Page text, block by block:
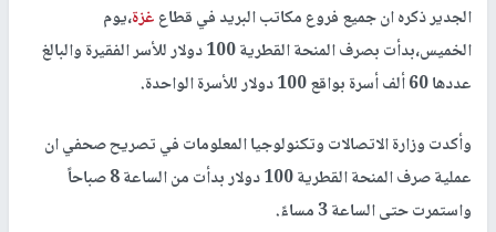
الجدير ذكره ان جميع فروع مكاتب البريد في قطاعغزة،يوم
الخميس،بدأت بصرف المنحة القطرية 100 دولار للأسر الفقيرة والبالغ
عددها 60 ألف أسرة بواقع 100 دولار للأسرة الواحدة.
وأكدت وزارة الاتصالات وتكنولوجيا المعلومات في تصريح صحفي ان
عملية صرف المنحة القطرية 100 دولار بدأت من الساعة 8 صباحاً
واستمرت حتى الساعة 3 مساءً.